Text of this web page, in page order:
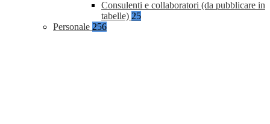
Consulenti e collaboratori (da pubblicare in
tabelle) 25
Personale 256